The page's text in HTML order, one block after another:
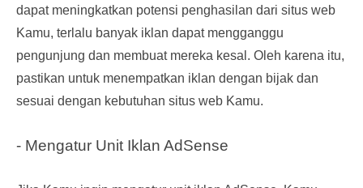
dapat meningkatkan potensi penghasilan dari situs web
Kamu, terlalu banyak iklan dapat mengganggu
pengunjung dan membuat mereka kesal. Oleh karena itu,
pastikan untuk menempatkan iklan dengan bijak dan
sesuai dengan kebutuhan situs web Kamu.
- Mengatur Unit Iklan AdSense